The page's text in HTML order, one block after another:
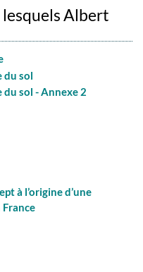
lesquels Albert
du sol
sol - Annexe 2
à l’origine d’une